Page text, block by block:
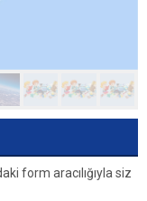
form aracılığıyla siz